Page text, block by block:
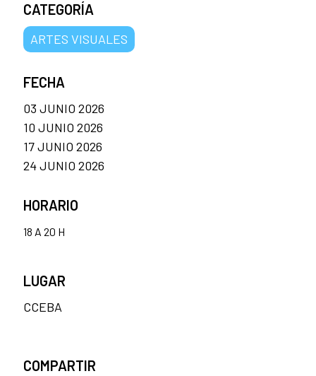
CATEGORÍA
ARTES VISUALES
FECHA
03 JUNIO 2026
10 JUNIO 2026
17 JUNIO 2026
24 JUNIO 2026
HORARIO
18 A 20 H
LUGAR
CCEBA
COMPARTIR